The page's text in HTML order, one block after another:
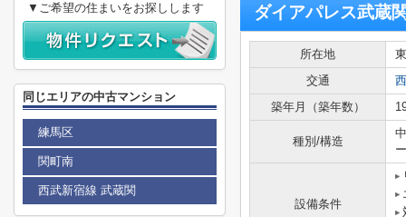
ダイアパレス武蔵
所在地
交通
築年月（築年数）
種別/構造
設備条件
▼ご希望の住まいをお探しします
同じエリアの中古マンション
練馬区
関町南
西武新宿線 武蔵関